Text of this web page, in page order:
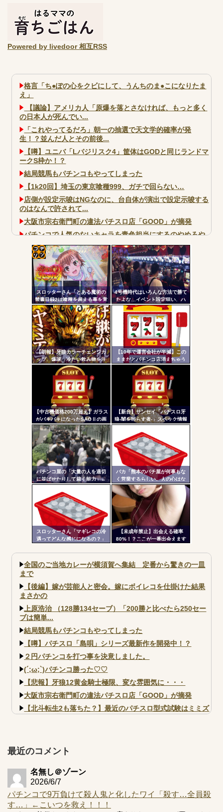
Powered by livedoor 相互RSS
格言「ち●ぽの心をクビにして、うんちのま●こになりたま
え」
【議論】アメリカ人「原爆を落とさなければ、もっと多く
の日本人が死んでい...
「これやってるだろ」朝一の抽選で天文学的確率が発
生！？並んだ人とその前後...
【噂】ユニバ「Lバジリスク4」筐体はGODと同じランドマ
ークS枠か！？
結局競馬もパチンコもやってしまった
【1k20回】埼玉の東京喰種999、ガチで回らない…
店側が設定示唆はNGなのに、台自体が演出で設定示唆する
のはなんで許されて...
大阪市宗右衛門町の違法パチスロ店「GOOD」が摘発
パチンコで人気のないキャラを青色担当にするのやめろや
ワイ、パチンコ屋店員の目の前で会員カードを握り潰し
「今までありがとう」と...
無職のパチンコカス(22)なんやが、ワイの人生どれくらい
ヤバいか教えて？...
AngelBeats!とかいうクソアニメの思い出ｗｗｗ
Powered by livedoor 相互RSS
スロッターさん「とある魔術の
禁書目録2は喰種を超える事を意
識して作ってるだけあって、演
出・ゲーム性は東京喰種よりも
良い」
4号機時代はいろんな方法で勝て
たよな…イベント設定狙い、ハ
イエナ、超技術介入機、新装狙
い…
【朗報】牙狼カラーチェンジカ
ップ、爆誕 冷たい飲み物を注
ぐと背景が浮かび上がる
【10年で運営会社が半減】この
ままだとパチンコ店消えちゃう
けど…それでいいの？
【中古機価格200万超え】ガラス
がバキバキになったSAOⅡの画
像が話題に…
【新台】サンセイ「パチスロ牙
狼-闇を照らす者-」スペック情報
判明！純増約9.1枚のAT機、疑似
ボ突破型、究極魔戒RUSHは継続
率82.6%のバトルタイプAT
パチンコ屋の「大量の人を適切
に並ばせたりして裁く能力」←
これガチで凄いよなｗｗｗ
バカ「熊本のパチ屋が何事もな
く営業するらしい。人の心はな
いのか」←なんでも自粛させた
がるヤツって害悪だよな
スロッターさん「マギレコの冷
遇ってどんな感じになるの？」
【未成年禁止】出会える確率
80%！？ここが一番出会えます
コテ
リン
- 固
定リ
ンク
自動
更新
ツー
全国のご当地カレーが横須賀へ集結 定番から驚きの一皿
まで
【後編】嫁が芸能人と密会。嫁にボイレコを仕掛けた結果
まさかの
上原浩治 （128勝134セーブ）「200勝と比べたら250セー
ブは簡単...
結局競馬もパチンコもやってしまった
【噂】パチスロ「島唄」シリーズ最新作を開発中！？
２円パチンコを打つ事を決意しました。
(´;ω;`)パチンコ勝った♡♡
【悲報】牙狼12黄金騎士極限、変な雰囲気に・・・
大阪市宗右衛門町の違法パチスロ店「GOOD」が摘発
【北斗転生2も落ちた？】最近のパチスロ型式試験はミミズ
アズールレーン スロット評価はコイン持ちの悪い疑似ボ天
最近のコメント
名無し＠ゾーン
2026/6/7
パチンコで9万負けて殺人鬼と化したワイ「殺す…全員殺
す…」←こいつを救え！！！